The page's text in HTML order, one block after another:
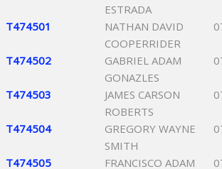
ESTRADA
T474501
NATHAN DAVID
COOPERRIDER
T474502
GABRIEL ADAM
GONAZLES
T474503
JAMES CARSON
ROBERTS
T474504
GREGORY WAYNE
SMITH
T474505
FRANCISCO ADAM